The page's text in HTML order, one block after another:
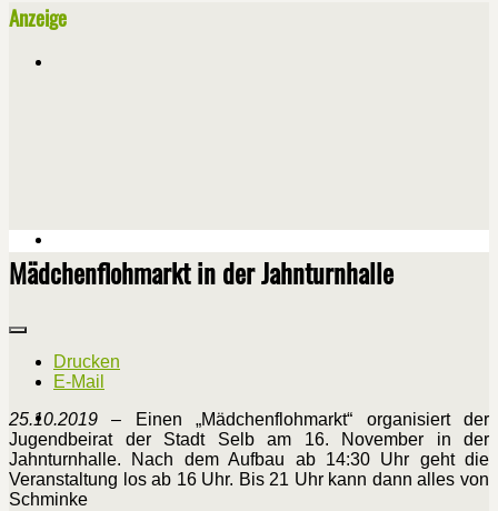
Anzeige
Mädchenflohmarkt in der Jahnturnhalle
Drucken
E-Mail
25.10.2019 – Einen „Mädchenflohmarkt“ organisiert der
Jugendbeirat der Stadt Selb am 16. November in der
Jahnturnhalle. Nach dem Aufbau ab 14:30 Uhr geht die
Veranstaltung los ab 16 Uhr. Bis 21 Uhr kann dann alles von
Schminke